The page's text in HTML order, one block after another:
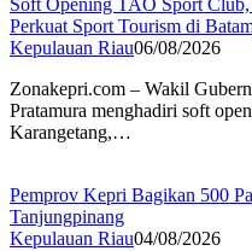
Soft Opening TAO Sport
Perkuat Sport Tourism di
Kepulauan Riau06/08/2026
Zonakepri.com – Wakil
Pratamura menghadiri soft
Karangetang,…
Pemprov Kepri Bagikan 500
Tanjungpinang
Kepulauan Riau04/08/2026